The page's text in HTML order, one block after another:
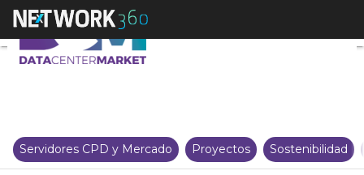
La filtración de datos,
Servidores CPD y Mercado Proyectos Sostenibilidad